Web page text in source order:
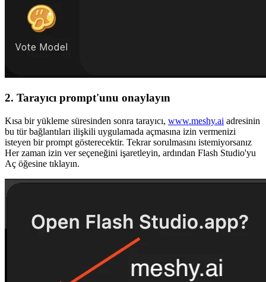
2. Tarayıcı prompt'unu onaylayın
Kısa bir yükleme süresinden sonra tarayıcı, www.meshy.ai adresinin
bu tür bağlantıları ilişkili uygulamada açmasına izin vermenizi
isteyen bir prompt gösterecektir. Tekrar sorulmasını istemiyorsanız
Her zaman izin verseçeneğini işaretleyin, ardından Flash Studio'yu
Aç öğesine tıklayın.